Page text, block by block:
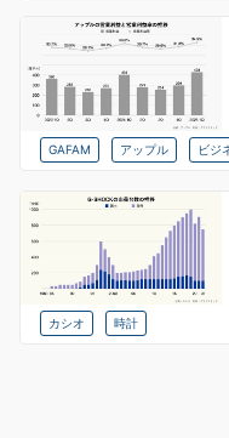
GAFAM アップル ビジ
カシオ 時計